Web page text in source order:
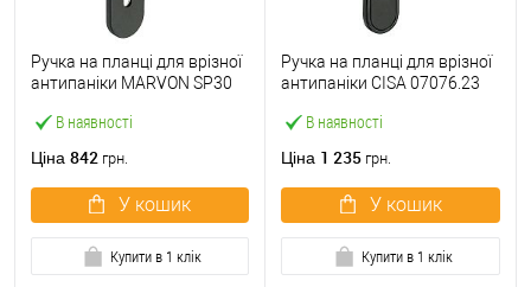
В наявності
Ручка на планці для врізної
антипаніки MARVON SP30
матова
Ціна 842 грн.
У кошик
Купити в 1 клік
В наявності
Ручка на планці для врізної
антипаніки CISA 07076.23
Ціна 1 235 грн.
У кошик
Купити в 1 клік